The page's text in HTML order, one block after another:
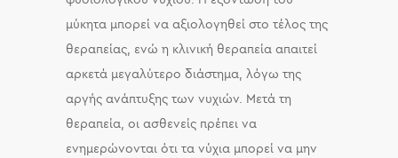
μύκητα μπορεί να αξιολογηθεί στο τέλος της
θεραπείας, ενώ η κλινική θεραπεία απαιτεί
αρκετά μεγαλύτερο διάστημα, λόγω της
αργής ανάπτυξης των νυχιών. Μετά τη
θεραπεία, οι ασθενείς πρέπει να
ενημερώνονται ότι τα νύχια μπορεί να μην